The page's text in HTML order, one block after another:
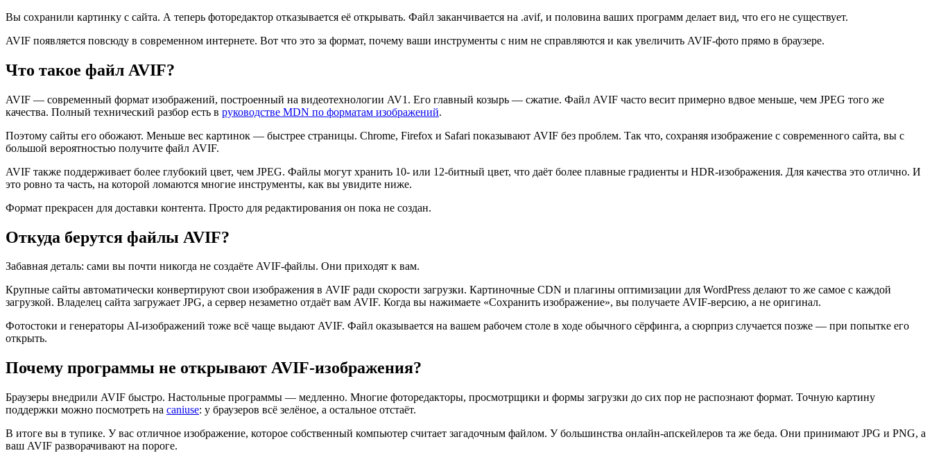
Вы сохранили картинку с сайта. А теперь фоторедактор отказывается её открывать. Файл заканчивается на .avif, и половина ваших программ делает вид, что его не существует.
AVIF появляется повсюду в современном интернете. Вот что это за формат, почему ваши инструменты с ним не справляются и как увеличить AVIF-фото прямо в браузере.
Что такое файл AVIF?
AVIF — современный формат изображений, построенный на видеотехнологии AV1. Его главный козырь — сжатие. Файл AVIF часто весит примерно вдвое меньше, чем JPEG того же
качества. Полный технический разбор есть в руководстве MDN по форматам изображений.
Поэтому сайты его обожают. Меньше вес картинок — быстрее страницы. Chrome, Firefox и Safari показывают AVIF без проблем. Так что, сохраняя изображение с современного сайта, вы с
большой вероятностью получите файл AVIF.
AVIF также поддерживает более глубокий цвет, чем JPEG. Файлы могут хранить 10- или 12-битный цвет, что даёт более плавные градиенты и HDR-изображения. Для качества это отлично. И
это ровно та часть, на которой ломаются многие инструменты, как вы увидите ниже.
Формат прекрасен для доставки контента. Просто для редактирования он пока не создан.
Откуда берутся файлы AVIF?
Забавная деталь: сами вы почти никогда не создаёте AVIF-файлы. Они приходят к вам.
Крупные сайты автоматически конвертируют свои изображения в AVIF ради скорости загрузки. Картиночные CDN и плагины оптимизации для WordPress делают то же самое с каждой
загрузкой. Владелец сайта загружает JPG, а сервер незаметно отдаёт вам AVIF. Когда вы нажимаете «Сохранить изображение», вы получаете AVIF-версию, а не оригинал.
Фотостоки и генераторы AI-изображений тоже всё чаще выдают AVIF. Файл оказывается на вашем рабочем столе в ходе обычного сёрфинга, а сюрприз случается позже — при попытке его
открыть.
Почему программы не открывают AVIF-изображения?
Браузеры внедрили AVIF быстро. Настольные программы — медленно. Многие фоторедакторы, просмотрщики и формы загрузки до сих пор не распознают формат. Точную картину
поддержки можно посмотреть на caniuse: у браузеров всё зелёное, а остальное отстаёт.
В итоге вы в тупике. У вас отличное изображение, которое собственный компьютер считает загадочным файлом. У большинства онлайн-апскейлеров та же беда. Они принимают JPG и PNG, а
ваш AVIF разворачивают на пороге.